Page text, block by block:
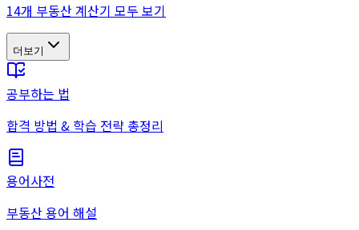
14개 부동산 계산기 모두 보기
더보기
공부하는 법
합격 방법 & 학습 전략 총정리
용어사전
부동산 용어 해설